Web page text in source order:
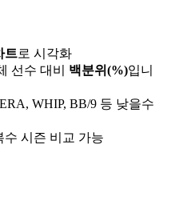
트로 시각화
선수 대비 백분위(%)입니
WHIP, BB/9 등 낮을수
시즌 비교 가능